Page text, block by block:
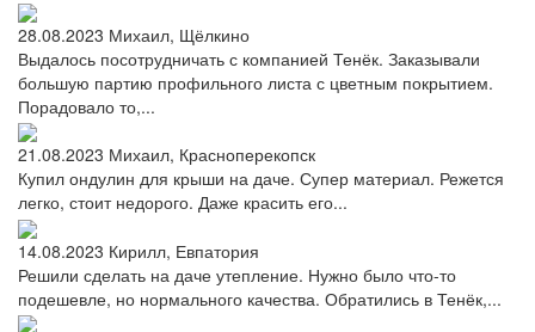
28.08.2023 Михаил, Щёлкино
Выдалось посотрудничать с компанией Тенёк. Заказывали
большую партию профильного листа с цветным покрытием.
Порадовало то,...
21.08.2023 Михаил, Красноперекопск
Купил ондулин для крыши на даче. Супер материал. Режется
легко, стоит недорого. Даже красить его...
14.08.2023 Кирилл, Евпатория
Решили сделать на даче утепление. Нужно было что-то
подешевле, но нормального качества. Обратились в Тенёк,...